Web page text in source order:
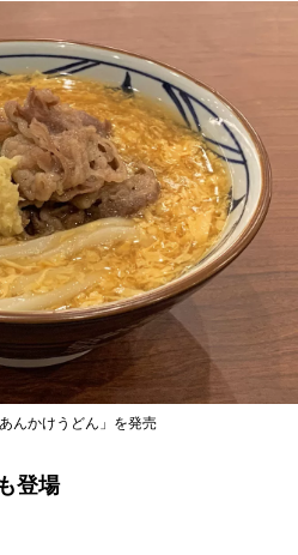
んかけうどん」を発売
登場